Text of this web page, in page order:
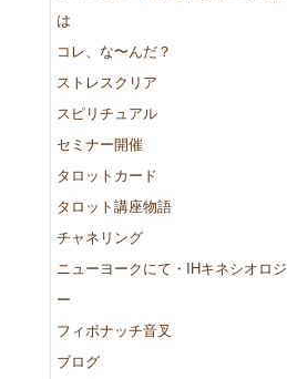
は
コレ、な〜んだ？
ストレスクリア
スピリチュアル
セミナー開催
タロットカード
タロット講座物語
チャネリング
ニューヨークにて・IHキネシオロジ
ー
フィボナッチ音叉
ブログ